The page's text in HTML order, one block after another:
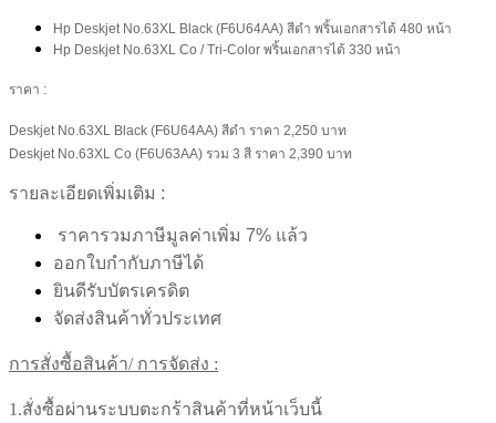
Hp Deskjet No.63XL Black (F6U64AA) สีดำ พริ้นเอกสารได้ 480 หน้า
Hp Deskjet No.63XL Co / Tri-Color พริ้นเอกสารได้ 330 หน้า
ราคา :
Deskjet No.63XL Black (F6U64AA) สีดำ ราคา 2,250 บาท
Deskjet No.63XL Co (F6U63AA) รวม 3 สี ราคา 2,390 บาท
รายละเอียดเพิ่มเติม :
ราคารวมภาษีมูลค่าเพิ่ม 7% แล้ว
ออกใบกำกับภาษีได้
ยินดีรับบัตรเครดิต
จัดส่งสินค้าทั่วประเทศ
การสั่งซื้อสินค้า/ การจัดส่ง :
1.สั่งซื้อผ่านระบบตะกร้าสินค้าที่หน้าเว็บนี้